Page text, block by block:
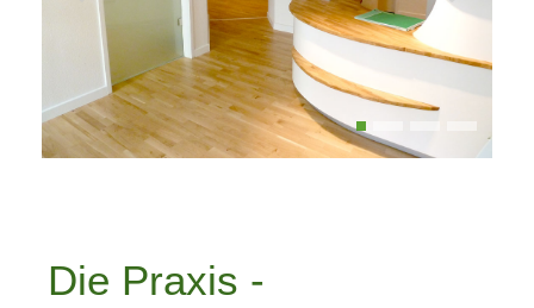
Die Praxis -